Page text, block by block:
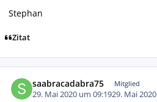
Stephan
Zitat
saabracadabra75 Mitglied
29. Mai 2020 um 09:1929. Mai 2020